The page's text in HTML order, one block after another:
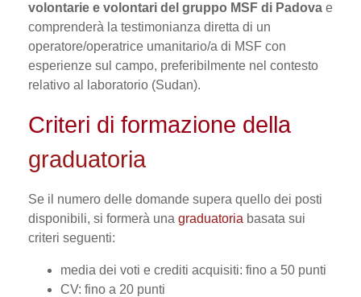
volontarie e volontari del gruppo MSF di Padova e
comprenderà la testimonianza diretta di un
operatore/operatrice umanitario/a di MSF con
esperienze sul campo, preferibilmente nel contesto
relativo al laboratorio (Sudan).
Criteri di formazione della
graduatoria
Se il numero delle domande supera quello dei posti
disponibili, si formerà una graduatoria basata sui
criteri seguenti:
media dei voti e crediti acquisiti: fino a 50 punti
CV: fino a 20 punti